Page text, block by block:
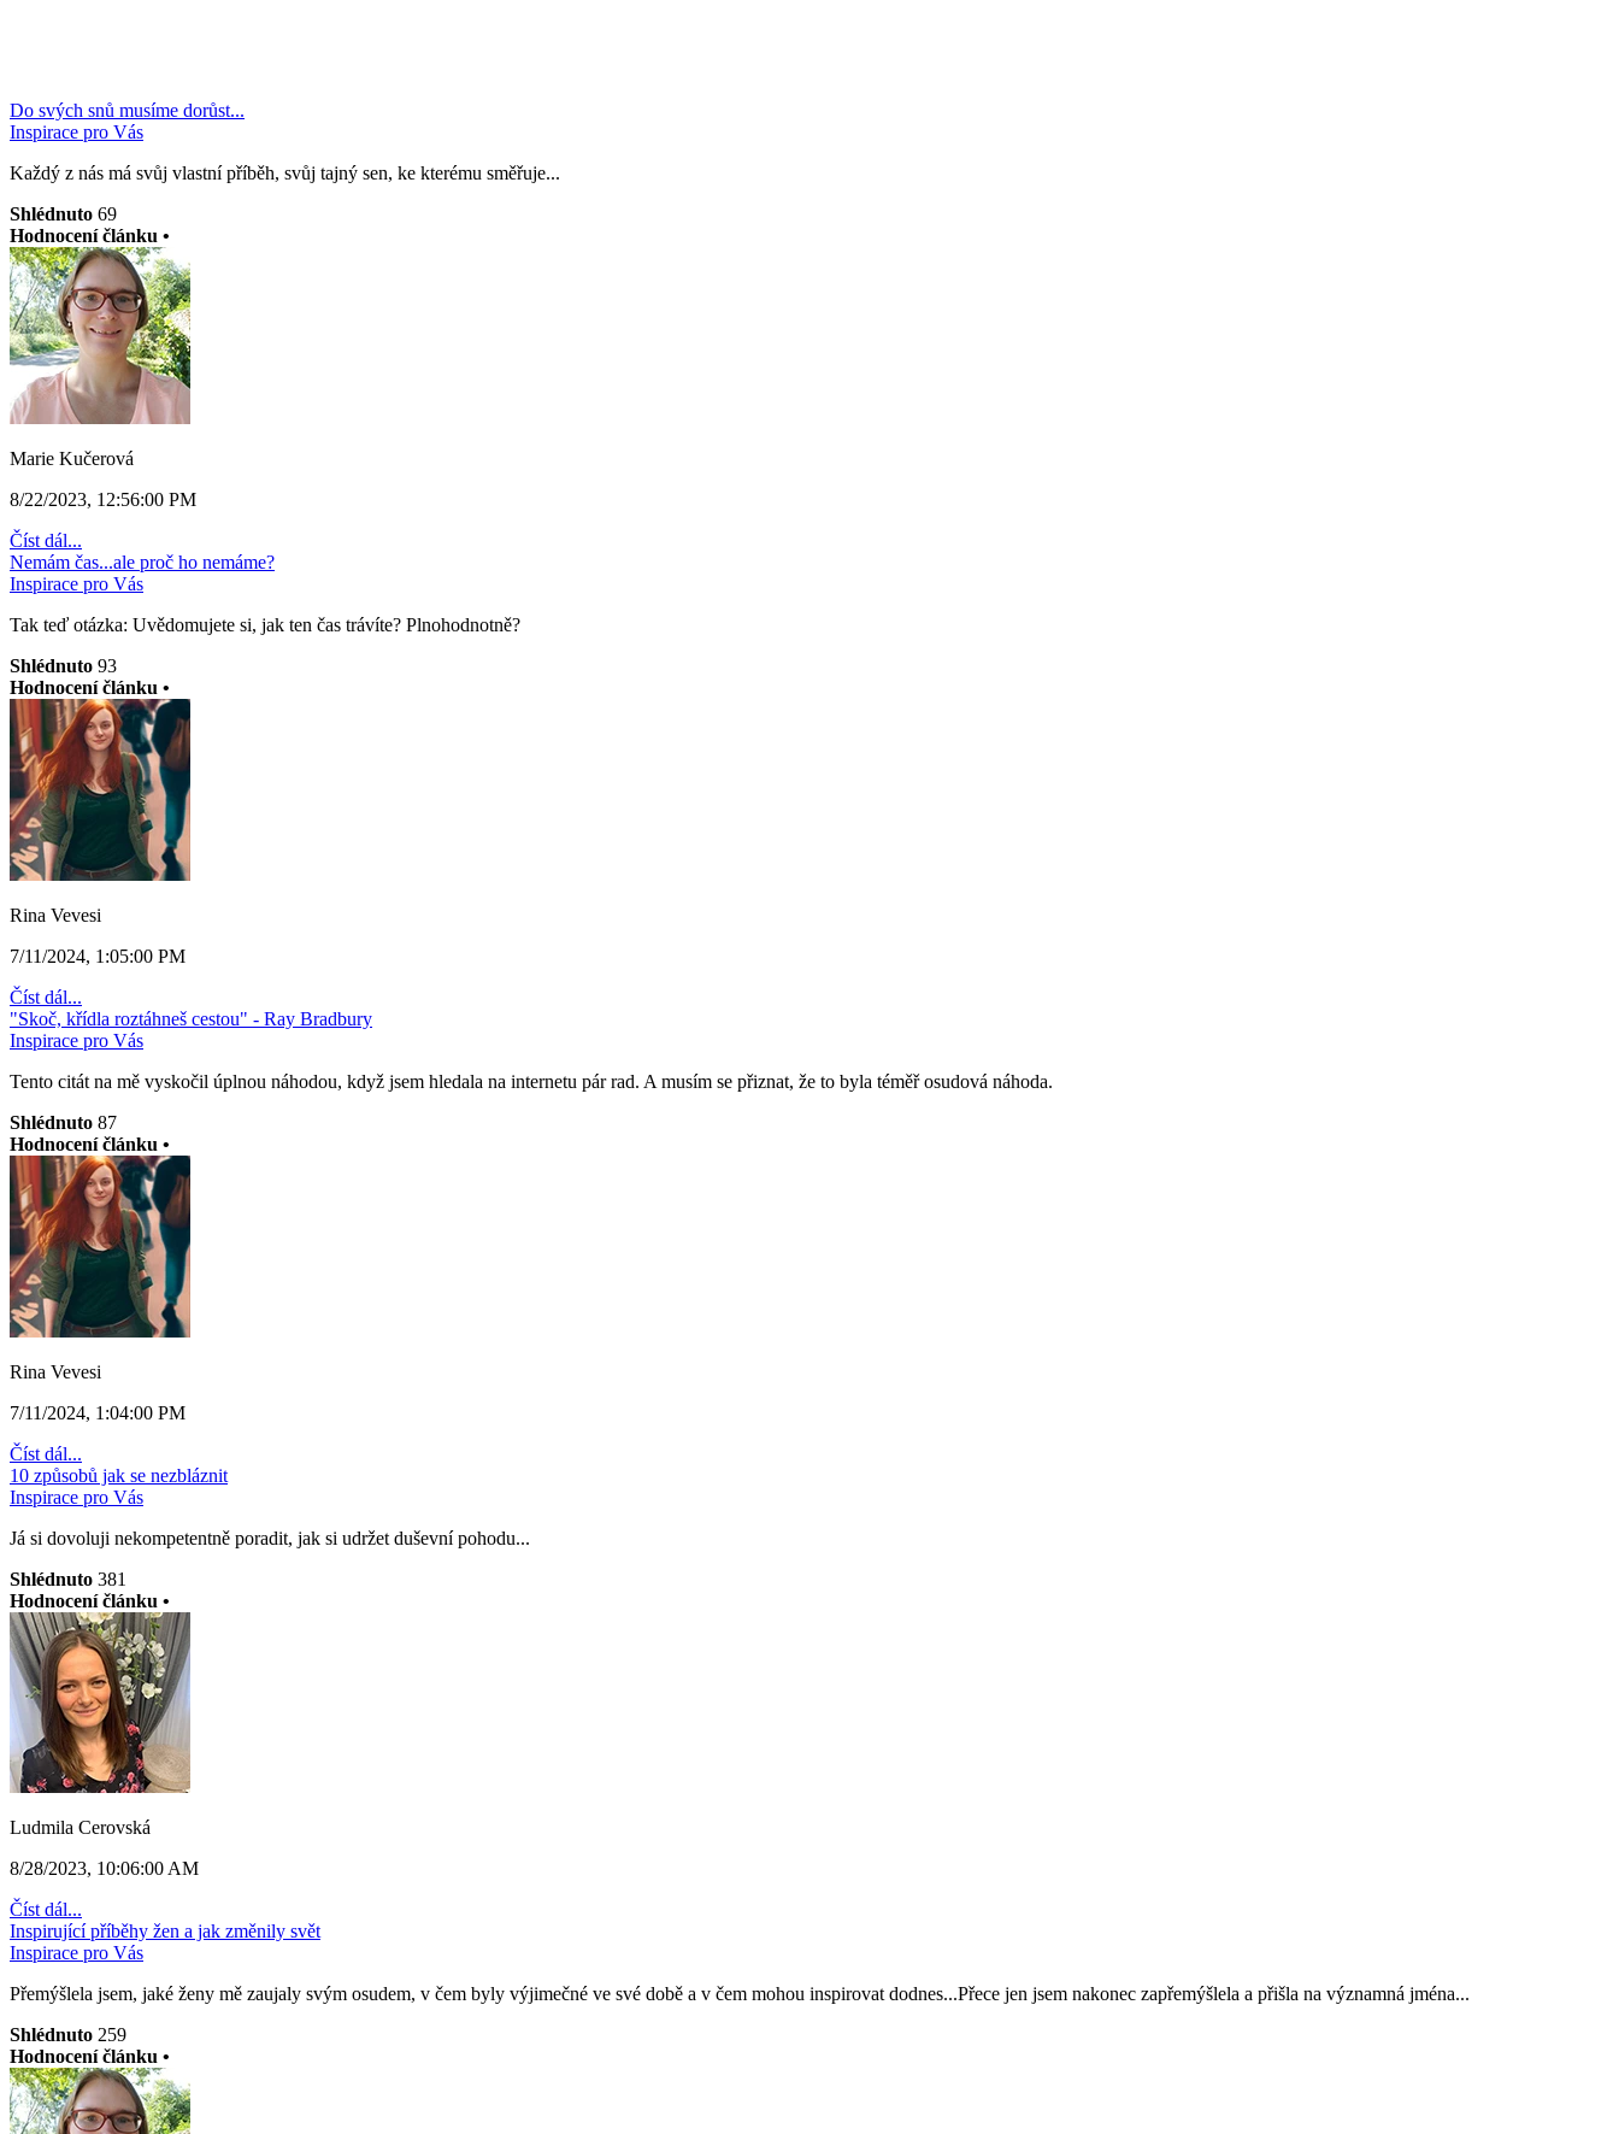
Do svých snů musíme dorůst...
Inspirace pro Vás
Každý z nás má svůj vlastní příběh, svůj tajný sen, ke kterému směřuje...
Shlédnuto 69
Hodnocení článku •
Marie Kučerová
8/22/2023, 12:56:00 PM
Číst dál...
Nemám čas...ale proč ho nemáme?
Inspirace pro Vás
Tak teď otázka: Uvědomujete si, jak ten čas trávíte? Plnohodnotně?
Shlédnuto 93
Hodnocení článku •
Rina Vevesi
7/11/2024, 1:05:00 PM
Číst dál...
"Skoč, křídla roztáhneš cestou" - Ray Bradbury
Inspirace pro Vás
Tento citát na mě vyskočil úplnou náhodou, když jsem hledala na internetu pár rad. A musím se přiznat, že to byla téměř osudová náhoda.
Shlédnuto 87
Hodnocení článku •
Rina Vevesi
7/11/2024, 1:04:00 PM
Číst dál...
10 způsobů jak se nezbláznit
Inspirace pro Vás
Já si dovoluji nekompetentně poradit, jak si udržet duševní pohodu...
Shlédnuto 381
Hodnocení článku •
Ludmila Cerovská
8/28/2023, 10:06:00 AM
Číst dál...
Inspirující příběhy žen a jak změnily svět
Inspirace pro Vás
Přemýšlela jsem, jaké ženy mě zaujaly svým osudem, v čem byly výjimečné ve své době a v čem mohou inspirovat dodnes...Přece jen jsem nakonec zapřemýšlela a přišla na významná jména...
Shlédnuto 259
Hodnocení článku •